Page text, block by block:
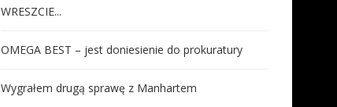
WRESZCIE...
OMEGA BEST – jest doniesienie do prokuratury
Wygrałem drugą sprawę z Manhartem